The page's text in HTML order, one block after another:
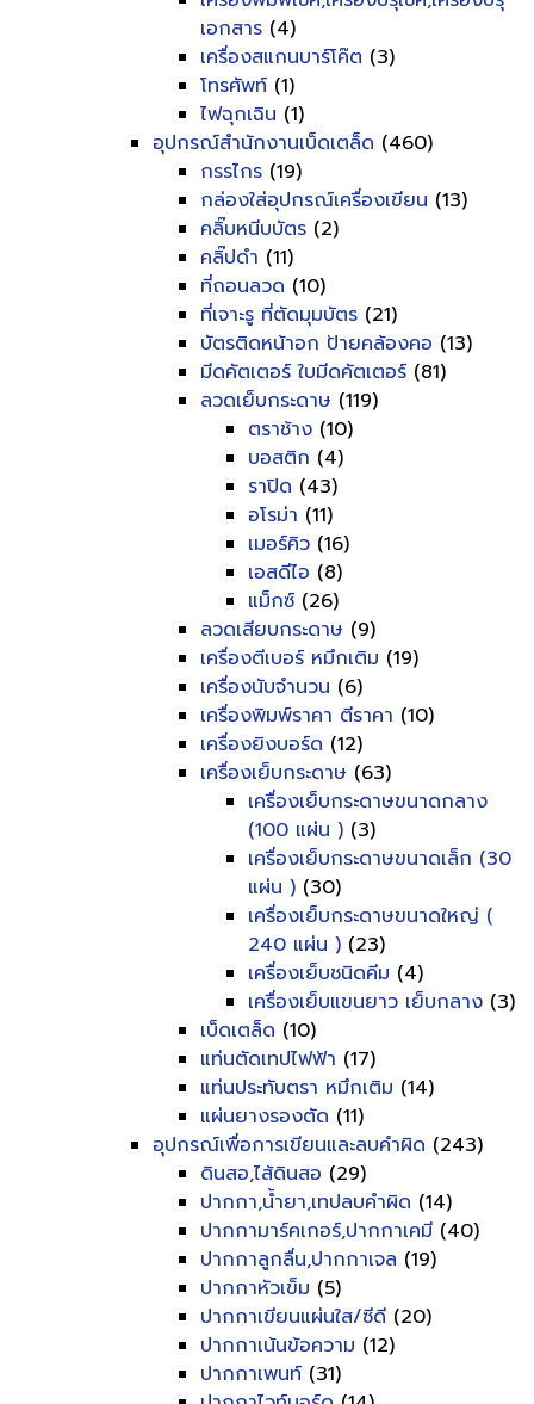
เอกสาร (4)
เครื่องสแกนบาร์โค๊ต (3)
โทรศัพท์ (1)
ไฟฉุกเฉิน (1)
อุปกรณ์สำนักงานเบ็ดเตล็ด (460)
กรรไกร (19)
กล่องใส่อุปกรณ์เครื่องเขียน (13)
คลิ๊บหนีบบัตร (2)
คลิ๊ปดำ (11)
ที่ถอนลวด (10)
ที่เจาะรู ที่ตัดมุมบัตร (21)
บัตรติดหน้าอก ป้ายคล้องคอ (13)
มีดคัตเตอร์ ใบมีดคัตเตอร์ (81)
ลวดเย็บกระดาษ (119)
ตราช้าง (10)
บอสติก (4)
ราปิด (43)
อโรม่า (11)
เมอร์คิว (16)
เอสดีไอ (8)
แม็กซ์ (26)
ลวดเสียบกระดาษ (9)
เครื่องตีเบอร์ หมึกเติม (19)
เครื่องนับจำนวน (6)
เครื่องพิมพ์ราคา ตีราคา (10)
เครื่องยิงบอร์ด (12)
เครื่องเย็บกระดาษ (63)
เครื่องเย็บกระดาษขนาดกลาง
(100 แผ่น ) (3)
เครื่องเย็บกระดาษขนาดเล็ก (30
แผ่น ) (30)
เครื่องเย็บกระดาษขนาดใหญ่ (
240 แผ่น ) (23)
เครื่องเย็บชนิดคีม (4)
เครื่องเย็บแขนยาว เย็บกลาง (3)
เบ็ดเตล็ด (10)
แท่นตัดเทปไฟฟ้า (17)
แท่นประทับตรา หมึกเติม (14)
แผ่นยางรองตัด (11)
อุปกรณ์เพื่อการเขียนและลบคำผิด (243)
ดินสอ,ไส้ดินสอ (29)
ปากกา,น้ำยา,เทปลบคำผิด (14)
ปากกามาร์คเกอร์,ปากกาเคมี (40)
ปากกาลูกลื่น,ปากกาเจล (19)
ปากกาหัวเข็ม (5)
ปากกาเขียนแผ่นใส/ซีดี (20)
ปากกาเน้นข้อความ (12)
ปากกาเพนท์ (31)